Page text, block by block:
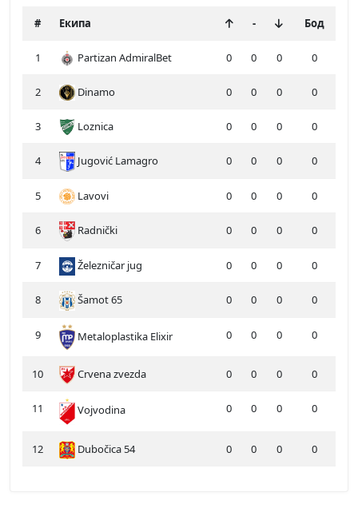
# Екипа - Бод
1 Partizan AdmiralBet 0 0 0 0
2 Dinamo 0 0 0 0
3 Loznica 0 0 0 0
4 Jugović Lamagro 0 0 0 0
5 Lavovi 0 0 0 0
6 Radnički 0 0 0 0
7 Železničar jug 0 0 0 0
8 Šamot 65 0 0 0 0
9 Metaloplastika Elixir 0 0 0 0
10 Crvena zvezda 0 0 0 0
11 Vojvodina 0 0 0 0
12 Dubočica 54 0 0 0 0